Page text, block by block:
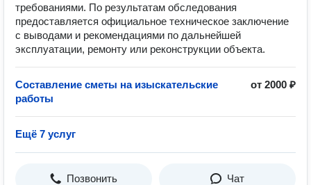
требованиями. По результатам обследования
предоставляется официальное техническое заключение
с выводами и рекомендациями по дальнейшей
эксплуатации, ремонту или реконструкции объекта.
Составление сметы на изыскательские
работы
от 2000 ₽
Ещё 7 услуг
Позвонить Чат